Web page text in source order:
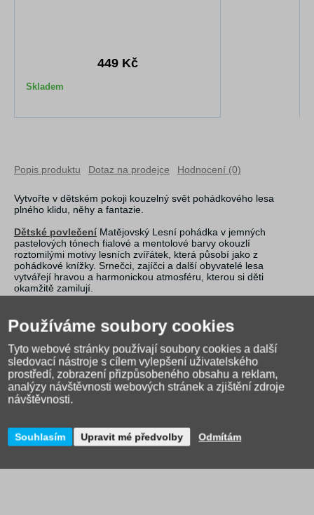
449 Kč
Skladem
Popis produktu Dotaz na prodejce Hodnocení (0)
Vytvořte v dětském pokoji kouzelný svět pohádkového lesa
plného klidu, něhy a fantazie.
Dětské povlečení Matějovský Lesní pohádka v jemných
pastelových tónech fialové a mentolové barvy okouzlí
roztomilými motivy lesních zvířátek, která působí jako z
pohádkové knížky. Srnečci, zajíčci a další obyvatelé lesa
vytvářejí hravou a harmonickou atmosféru, kterou si děti
okamžitě zamilují.
bavlna příjemná na dotek. Povlečení je oboustranné – z jedné
strany fialové, z druhé mentolově zelené. Povlak na polštář má z
každé strany jiný motiv, přičemž fialovou stranu zdobí malé logo
„M“ v pravém dolním rohu.
Povlečení je vyrobeno ze 100 % bavlny a opatřeno praktickým
zipovým zapínáním.
Používáme soubory cookies
Tyto webové stránky používají soubory cookies a další
sledovací nástroje s cílem vylepšení uživatelského
prostředí, zobrazení přizpůsobeného obsahu a reklam,
analýzy návštěvnosti webových stránek a zjištění zdroje
návštěvnosti.
Souhlasím Upravit mé předvolby Odmítám